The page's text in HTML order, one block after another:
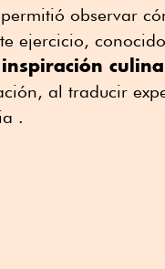
observar
ejercicio,
al traducir
.